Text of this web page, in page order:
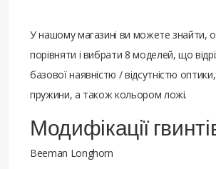
У нашому магазині ви можете знайти,
порівняти і вибрати 8 моделей, що
базової наявністю / відсутністю
пружини, а також кольором ложі.
Модифікації
Beeman Longhorn